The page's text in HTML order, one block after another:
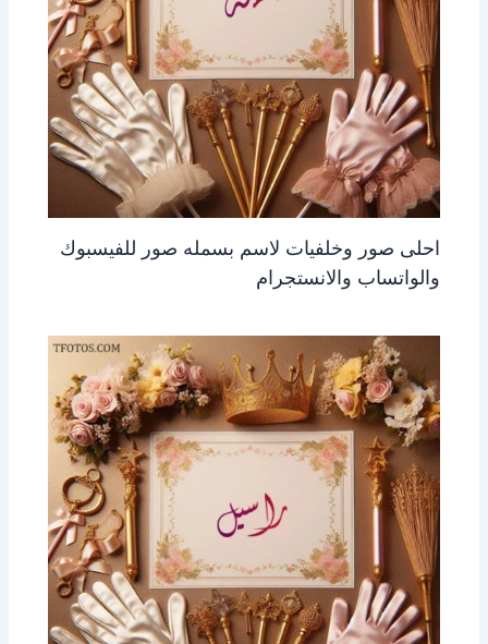
احلى صور وخلفيات لاسم بسمله صور للفيسبوك
والواتساب والانستجرام